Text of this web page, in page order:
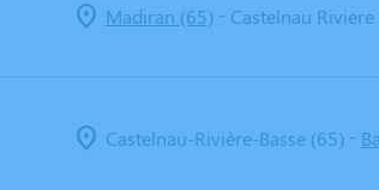
Madiran (65)- Castelnau Riviere
Castelnau-Rivière-Basse (65)-